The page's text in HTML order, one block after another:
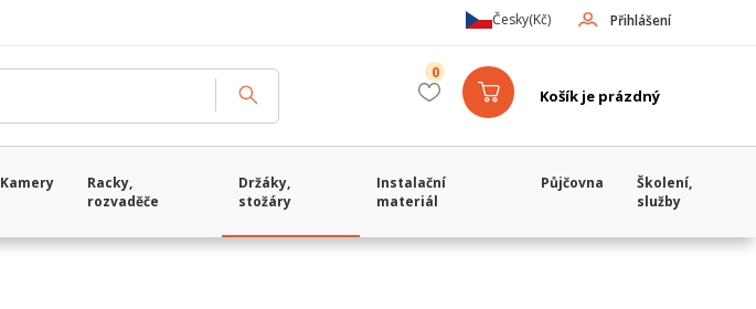
Přihlášení
Česky(Kč)
Košík je prázdný
0
Kamery
Racky,
rozvaděče
Držáky,
stožáry
Instalační
materiál
Půjčovna
Školení,
služby